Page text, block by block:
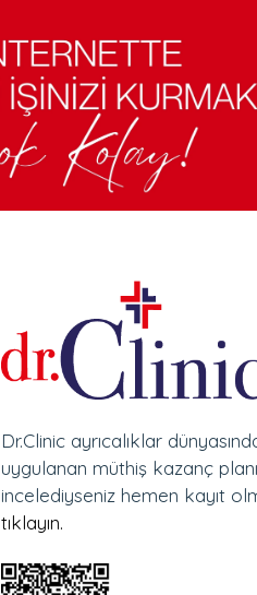
Dr.Clinic ayrıcalıklar
uygulanan müthiş kazanç
incelediyseniz hemen kayıt
tıklayın.